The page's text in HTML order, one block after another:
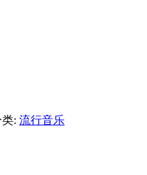
类: 流行音乐